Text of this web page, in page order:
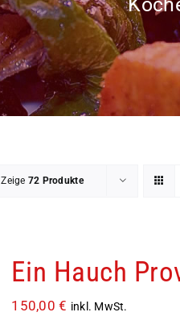
Zeige 72 Produkte
Ein Hauch
150,00€ inkl. MwSt.